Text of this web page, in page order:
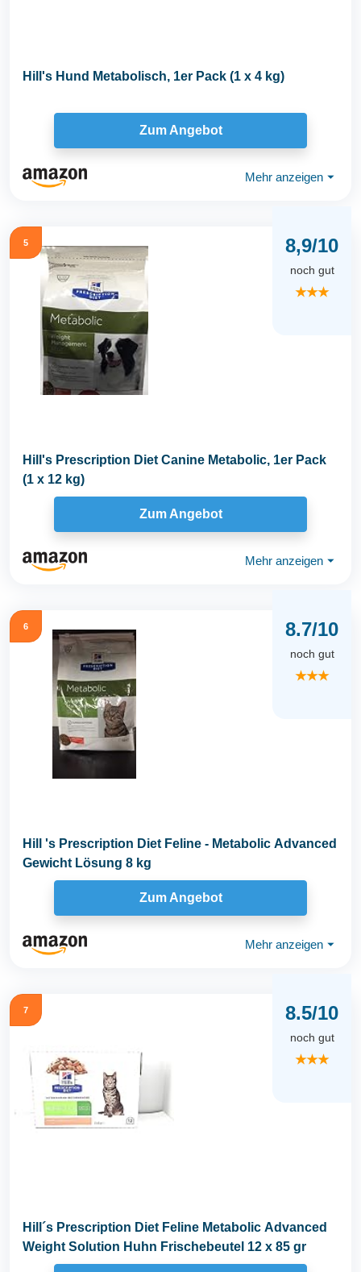
Hill's Hund Metabolisch, 1er Pack (1 x 4 kg)
Zum Angebot
Mehr anzeigen ⏷
5 8,9/10
noch gut
★★★
Hill's Prescription Diet Canine Metabolic, 1er Pack
(1 x 12 kg)
Zum Angebot
Mehr anzeigen ⏷
6 8.7/10
noch gut
★★★
Hill 's Prescription Diet Feline - Metabolic Advanced
Gewicht Lösung 8 kg
Zum Angebot
Mehr anzeigen ⏷
7 8.5/10
noch gut
★★★
Hill´s Prescription Diet Feline Metabolic Advanced
Weight Solution Huhn Frischebeutel 12 x 85 gr